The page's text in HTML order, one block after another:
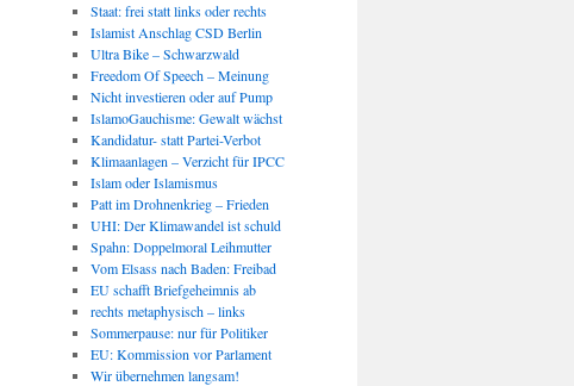
Staat: frei statt links oder rechts
Islamist Anschlag CSD Berlin
Ultra Bike – Schwarzwald
Freedom Of Speech – Meinung
Nicht investieren oder auf Pump
IslamoGauchisme: Gewalt wächst
Kandidatur- statt Partei-Verbot
Klimaanlagen – Verzicht für IPCC
Islam oder Islamismus
Patt im Drohnenkrieg – Frieden
UHI: Der Klimawandel ist schuld
Spahn: Doppelmoral Leihmutter
Vom Elsass nach Baden: Freibad
EU schafft Briefgeheimnis ab
rechts metaphysisch – links
Sommerpause: nur für Politiker
EU: Kommission vor Parlament
Wir übernehmen langsam!